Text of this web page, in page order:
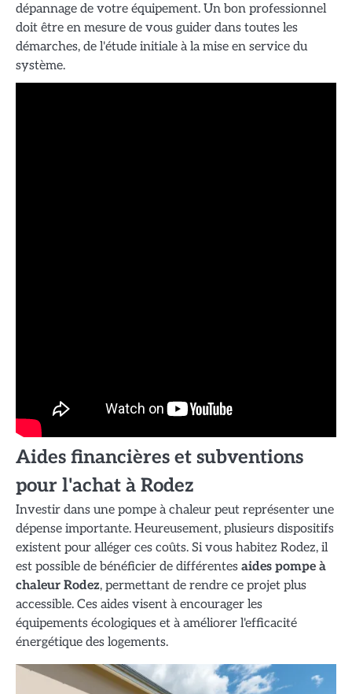
dépannage de votre équipement. Un bon professionnel
doit être en mesure de vous guider dans toutes les
démarches, de l'étude initiale à la mise en service du
système.
Aides financières et subventions
pour l'achat à Rodez
Investir dans une pompe à chaleur peut représenter une
dépense importante. Heureusement, plusieurs dispositifs
existent pour alléger ces coûts. Si vous habitez Rodez, il
est possible de bénéficier de différentes aides pompe à
chaleur Rodez, permettant de rendre ce projet plus
accessible. Ces aides visent à encourager les
équipements écologiques et à améliorer l'efficacité
énergétique des logements.